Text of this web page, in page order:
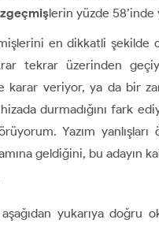
lerin yüzde 58’inde
en dikkatli şekilde
tekrar üzerinden
karar veriyor, ya da bir
durmadığını fark
görüyorum. Yazım
geldiğini, bu adayın
yukarıya doğru